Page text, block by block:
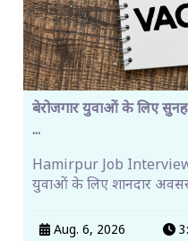
बेरोजगार युवाओं के लिए
...
Hamirpur Job Interview
युवाओं के लिए शानदार
Aug. 6, 2026